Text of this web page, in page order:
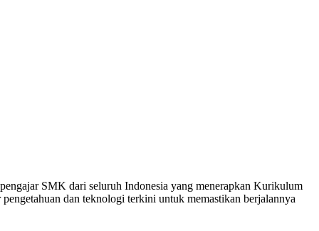
SMK dari seluruh Indonesia yang menerapkan Kurikulum
dan teknologi terkini untuk memastikan berjalannya